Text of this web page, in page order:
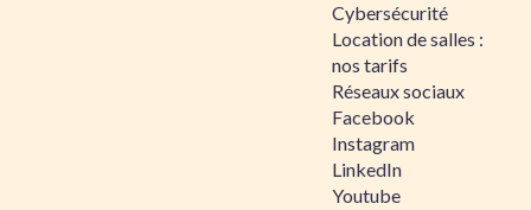
Cybersécurité
Location de salles :
nos tarifs
Réseaux sociaux
Facebook
Instagram
LinkedIn
Youtube